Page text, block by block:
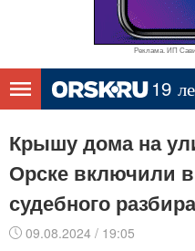
Реклама. ИП
Крышу дома на
Орске включили
судебного
09.08.2024 / 19:05